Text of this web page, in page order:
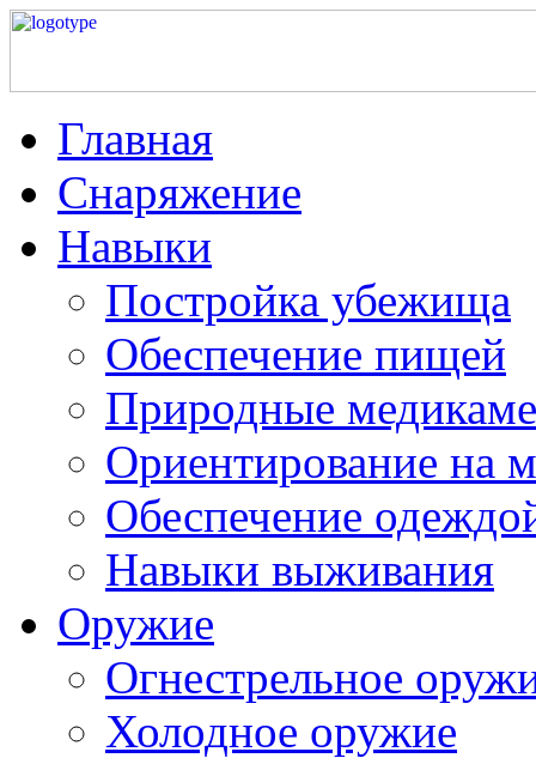
Главная
Снаряжение
Навыки
Постройка убежища
Обеспечение пищей
Природные
Ориентирование на
Обеспечение
Навыки выживания
Оружие
Огнестрельное
Холодное оружие